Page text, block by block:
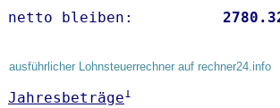
netto bleiben:
ausführlicher Lohnsteuerrechner auf rechner24.info
Jahresbeträge1